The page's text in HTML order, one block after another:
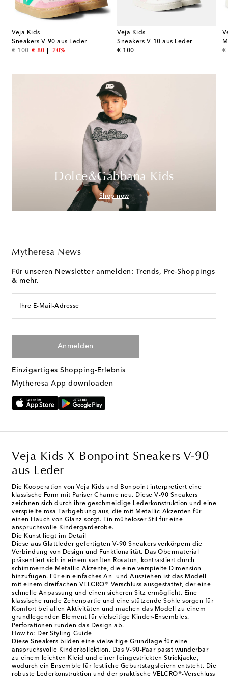
Veja Kids
Sneakers V-90 aus Leder
€ 100
original price
€ 80
discount price
-20%
Veja Kids
Sneakers V-10 aus Leder
€ 100
original price €
Dolce&Gabbana Kids
Shop now
Mytheresa News
Für unseren Newsletter anmelden: Trends, Pre-Shoppings
& mehr.
Ihre E-Mail-Adresse
Anmelden
Einzigartiges Shopping-Erlebnis
Mytheresa App downloaden
Veja Kids X Bonpoint Sneakers V-90
aus Leder
Die Kooperation von Veja Kids und Bonpoint interpretiert eine
klassische Form mit Pariser Charme neu. Diese V-90 Sneakers
zeichnen sich durch ihre geschmeidige Lederkonstruktion und eine
verspielte rosa Farbgebung aus, die mit Metallic-Akzenten für
einen Hauch von Glanz sorgt. Ein müheloser Stil für eine
anspruchsvolle Kindergarderobe.
Die Kunst liegt im Detail
Diese aus Glattleder gefertigten V-90 Sneakers verkörpern die
Verbindung von Design und Funktionalität. Das Obermaterial
präsentiert sich in einem sanften Rosaton, kontrastiert durch
schimmernde Metallic-Akzente, die eine verspielte Dimension
hinzufügen. Für ein einfaches An- und Ausziehen ist das Modell
mit einem dreifachen VELCRO®-Verschluss ausgestattet, der eine
schnelle Anpassung und einen sicheren Sitz ermöglicht. Eine
klassische runde Zehenpartie und eine stützende Sohle sorgen für
Komfort bei allen Aktivitäten und machen das Modell zu einem
grundlegenden Element für vielseitige Kinder-Ensembles.
Perforationen runden das Design ab.
How to: Der Styling-Guide
Diese Sneakers bilden eine vielseitige Grundlage für eine
anspruchsvolle Kinderkollektion. Das V-90-Paar passt wunderbar
zu einem leichten Kleid und einer feingestrickten Strickjacke,
wodurch ein Ensemble für festliche Geburtstagsfeiern entsteht. Die
robuste Lederkonstruktion und der praktische VELCRO®-Verschluss